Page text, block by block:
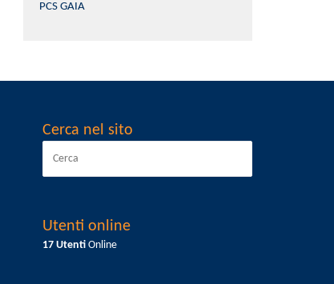
PCS GAIA
Cerca nel sito
Utenti online
17 UtentiOnline